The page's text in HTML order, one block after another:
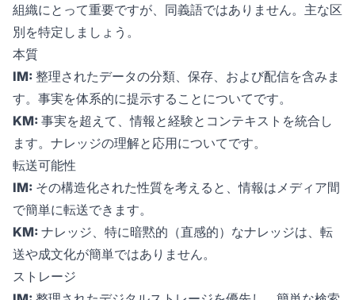
組織にとって重要ですが、同義語ではありません。主な区
別を特定しましょう。
本質
IM: 整理されたデータの分類、保存、および配信を含みま
す。事実を体系的に提示することについてです。
KM: 事実を超えて、情報と経験とコンテキストを統合し
ます。ナレッジの理解と応用についてです。
転送可能性
IM: その構造化された性質を考えると、情報はメディア間
で簡単に転送できます。
KM: ナレッジ、特に暗黙的（直感的）なナレッジは、転
送や成文化が簡単ではありません。
ストレージ